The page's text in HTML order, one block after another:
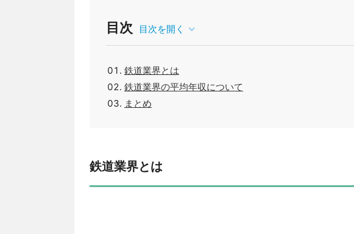
目次 目次を開く
鉄道業界とは
鉄道業界の平均年収について
まとめ
鉄道業界とは